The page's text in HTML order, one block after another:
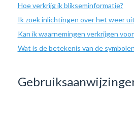
Hoe verkrijg ik blikseminformatie?
Ik zoek inlichtingen over het weer
Kan ik waarnemingen verkrijgen
Wat is de betekenis van de